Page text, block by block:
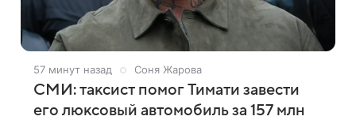
57 минут назад Соня Жарова
СМИ: таксист помог Тимати завести
его люксовый автомобиль за 157 млн